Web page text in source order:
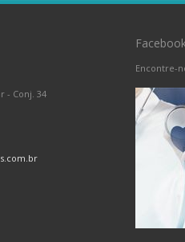
- Conj. 34
Encontre-